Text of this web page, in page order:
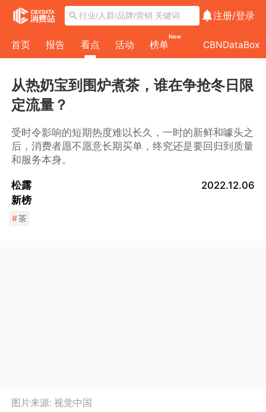
注册/登录
首页 报告 看点 活动 榜单
New
CBNDataBox
从热奶宝到围炉煮茶，谁在争抢冬日限
定流量？
受时令影响的短期热度难以长久，一时的新鲜和噱头之
后，消费者愿不愿意长期买单，终究还是要回归到质量
和服务本身。
松露
新榜
2022.12.06
#茶
图片来源:视觉中国